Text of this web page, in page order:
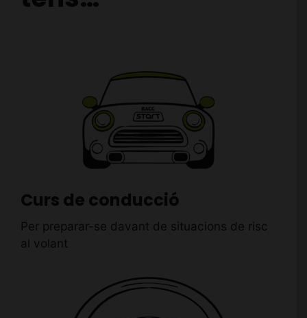
Curs de conducció
Per preparar-se davant de situacions de risc
al volant